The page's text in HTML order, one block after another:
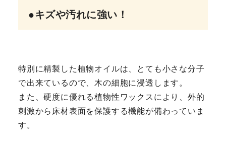
●キズや汚れに強い！
特別に精製した植物オイルは、とても小さな分子
で出来ているので、木の細胞に浸透します。
また、硬度に優れる植物性ワックスにより、外的
刺激から床材表面を保護する機能が備わっていま
す。